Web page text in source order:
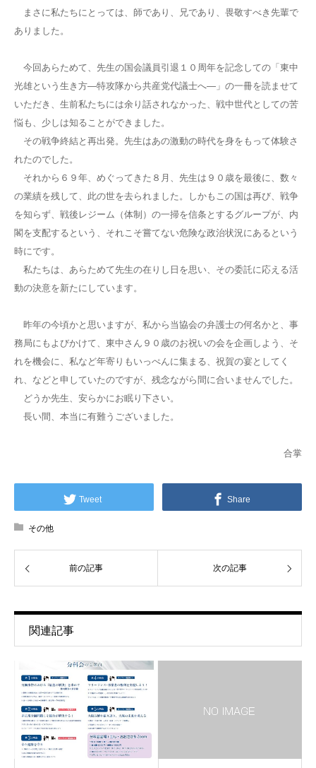
まさに私たちにとっては、師であり、兄であり、畏敬すべき先輩で
ありました。
今回あらためて、先生の国会議員引退１０周年を記念しての「東中
光雄という生き方―特攻隊から共産党代議士へ―」の一冊を読ませて
いただき、生前私たちには余り話されなかった、戦中世代としての苦
悩も、少しは知ることができました。
その戦争終結と再出発。先生はあの激動の時代を身をもって体験さ
れたのでした。
それから６９年、めぐってきた８月、先生は９０歳を最後に、数々
の業績を残して、此の世を去られました。しかもこの国は再び、戦争
を知らず、戦後レジーム（体制）の一掃を信条とするグループが、内
閣を支配するという、それこそ嘗てない危険な政治状況にあるという
時にです。
私たちは、あらためて先生の在りし日を思い、その委託に応える活
動の決意を新たにしています。
昨年の今頃かと思いますが、私から当協会の弁護士の何名かと、事
務局にもよびかけて、東中さん９０歳のお祝いの会を企画しよう、そ
れを機会に、私など年寄りもいっぺんに集まる、祝賀の宴としてく
れ、などと申していたのですが、残念ながら間に合いませんでした。
どうか先生、安らかにお眠り下さい。
長い間、本当に有難うございました。
合掌
Tweet Share
その他
前の記事 次の記事
関連記事